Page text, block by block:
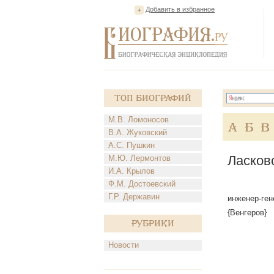
Добавить в избранное
Топ Биографий
М.В. Ломоносов
В.А. Жуковский
А.С. Пушкин
М.Ю. Лермонтов
И.А. Крылов
Ф.М. Достоевский
Г.Р. Державин
Рубрики
Новости
А Б В
инженер-
{Венгеров}